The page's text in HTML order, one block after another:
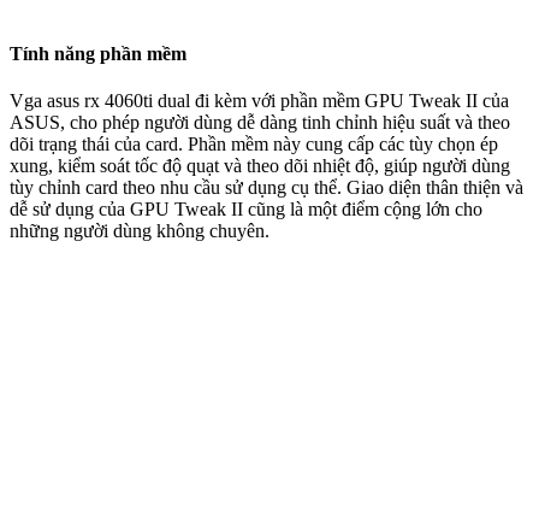
Tính năng phần mềm
Vga asus rx 4060ti dual đi kèm với phần mềm GPU Tweak II của
ASUS, cho phép người dùng dễ dàng tinh chỉnh hiệu suất và theo
dõi trạng thái của card. Phần mềm này cung cấp các tùy chọn ép
xung, kiểm soát tốc độ quạt và theo dõi nhiệt độ, giúp người dùng
tùy chỉnh card theo nhu cầu sử dụng cụ thể. Giao diện thân thiện và
dễ sử dụng của GPU Tweak II cũng là một điểm cộng lớn cho
những người dùng không chuyên.